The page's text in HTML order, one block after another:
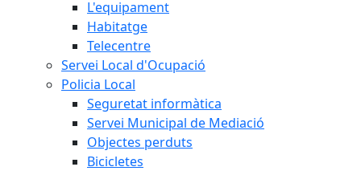
L'equipament
Habitatge
Telecentre
Servei Local d'Ocupació
Policia Local
Seguretat informàtica
Servei Municipal de Mediació
Objectes perduts
Bicicletes